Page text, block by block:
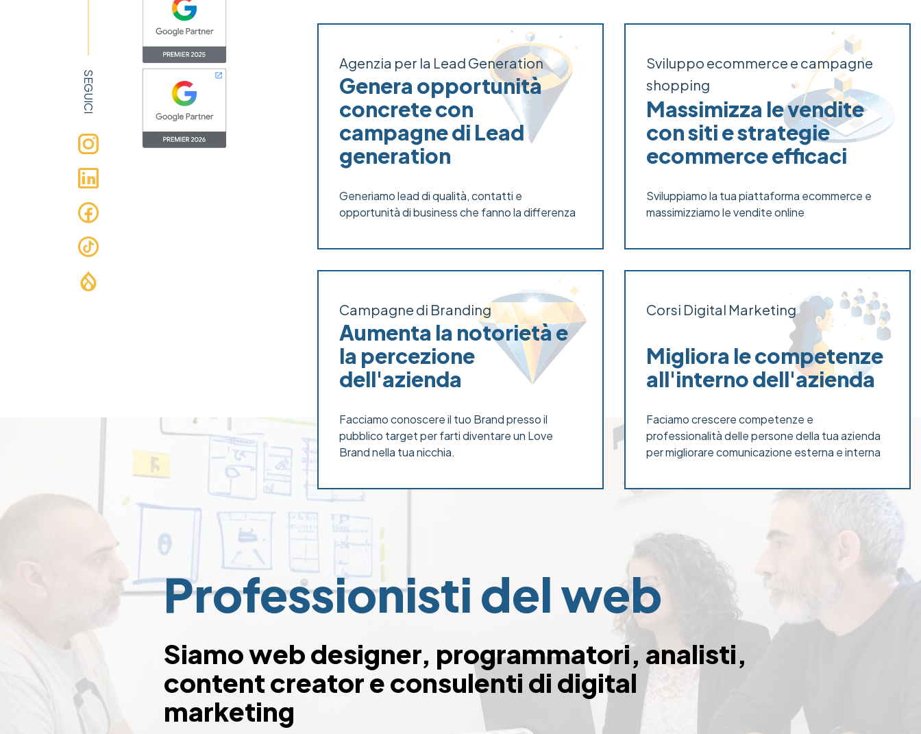
SEGUICI
Agenzia per la Lead Generation
Genera opportunità
concrete con
campagne di Lead
generation
Generiamo lead di qualità, contatti e
opportunità di business che fanno la differenza
Sviluppo ecommerce e campagne
shopping
Massimizza le vendite
con siti e strategie
ecommerce efficaci
Sviluppiamo la tua piattaforma ecommerce e
massimizziamo le vendite online
Campagne di Branding
Aumenta la notorietà e
la percezione
dell'azienda
Facciamo conoscere il tuo Brand presso il
pubblico target per farti diventare un Love
Brand nella tua nicchia.
Corsi Digital Marketing
Migliora le competenze
all'interno dell'azienda
Faciamo crescere competenze e
professionalità delle persone della tua azienda
per migliorare comunicazione esterna e interna
Professionisti del web
Siamo web designer, programmatori, analisti,
content creator e consulenti di digital
marketing